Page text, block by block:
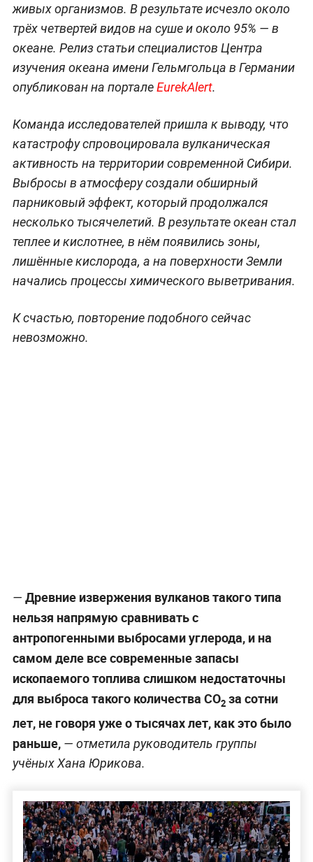
живых организмов. В результате исчезло около
трёх четвертей видов на суше и около 95% — в
океане. Релиз статьи специалистов Центра
изучения океана имени Гельмгольца в Германии
опубликован на порталеEurekAlert.
Команда исследователей пришла к выводу, что
катастрофу спровоцировала вулканическая
активность на территории современной Сибири.
Выбросы в атмосферу создали обширный
парниковый эффект, который продолжался
несколько тысячелетий. В результате океан стал
теплее и кислотнее, в нём появились зоны,
лишённые кислорода, а на поверхности Земли
начались процессы химического выветривания.
К счастью, повторение подобного сейчас
невозможно.
— Древние извержения вулканов такого типа
нельзя напрямую сравнивать с
антропогенными выбросами углерода, и на
самом деле все современные запасы
ископаемого топлива слишком недостаточны
для выброса такого количества CO2за сотни
лет, не говоря уже о тысячах лет, как это было
раньше, — отметила руководитель группы
учёных Хана Юрикова.